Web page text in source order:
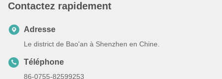
Contactez rapidement
Adresse
Le district de Bao'an à Shenzhen en Chine.
Téléphone
86-0755-82599253